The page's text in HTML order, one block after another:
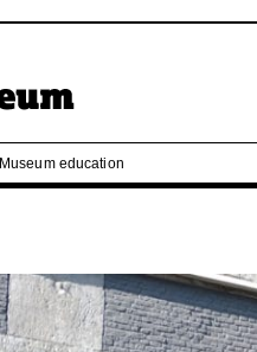
Museum education